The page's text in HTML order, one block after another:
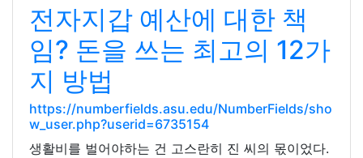
전자지갑 예산에 대한 책
임? 돈을 쓰는 최고의 12가
지 방법
https://numberfields.asu.edu/NumberFields/sho
w_user.php?userid=6735154
생활비를 벌어야하는 건 고스란히 진 씨의 몫이었다.